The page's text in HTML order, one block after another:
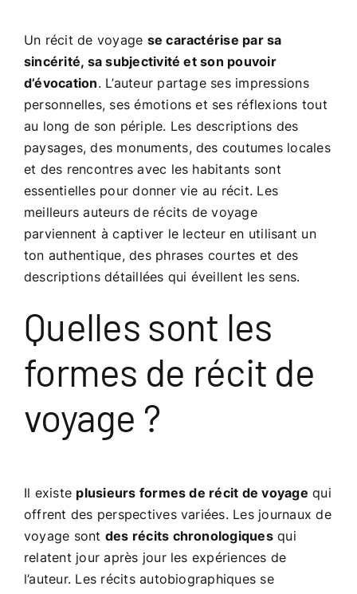
Un récit de voyage se caractérise par sa
sincérité, sa subjectivité et son pouvoir
d’évocation. L’auteur partage ses impressions
personnelles, ses émotions et ses réflexions tout
au long de son périple. Les descriptions des
paysages, des monuments, des coutumes locales
et des rencontres avec les habitants sont
essentielles pour donner vie au récit. Les
meilleurs auteurs de récits de voyage
parviennent à captiver le lecteur en utilisant un
ton authentique, des phrases courtes et des
descriptions détaillées qui éveillent les sens.
Quelles sont les
formes de récit de
voyage ?
Il existe plusieurs formes de récit de voyage qui
offrent des perspectives variées. Les journaux de
voyage sont des récits chronologiquesqui
relatent jour après jour les expériences de
l’auteur. Les récits autobiographiques se